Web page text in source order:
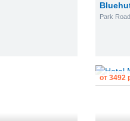
Park
от 3492